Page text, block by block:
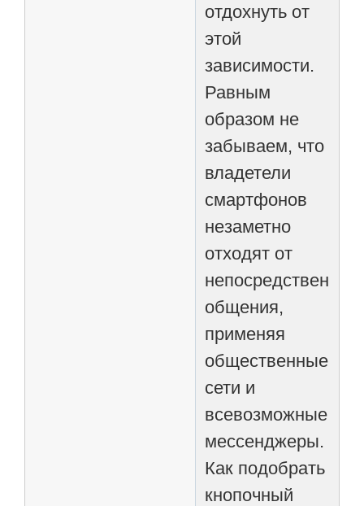
отдохнуть от
этой
зависимости.
Равным
образом не
забываем, что
владетели
смартфонов
незаметно
отходят от
общения,
применяя
общественные
сети и
всевозможные
мессенджеры.
Как подобрать
кнопочный